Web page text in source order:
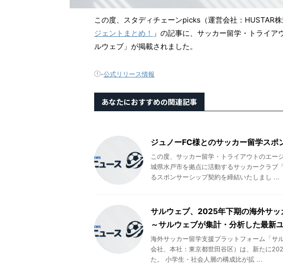
この度、スタディチェーンpicks（運営会社：HUSTAR
ジェントまとめ！ 」の記事に、サッカー留学・トライ
ルウェブ」が掲載されました。
-公式リリース情報
あなたにおすすめの関連記事
ジュノーFC様とのサッカー留学ス
この度、サッカー留学・トライアウトのエー
城県水戸市を拠点に活動するサッカークラブ
るスポンサーシップ契約を締結いたしまし ...
サルウェブ、2025年下期の海外サ
～サルウェブが集計・分析した最新
海外サッカー留学支援プラットフォーム「サ
会社、本社：東京都世田谷区）は、新たに
た。 小学生・社会人層の構成比が拡 ...